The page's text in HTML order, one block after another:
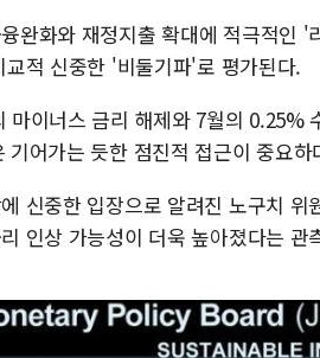
완화와 재정지출 확대에 적극적인
교적 신중한 '비둘기파'로 평가된다.
마이너스 금리 해제와 7월의 0.25%
기어가는 듯한 점진적 접근이 중요
신중한 입장으로 알려진 노구치
인상 가능성이 더욱 높아졌다는 관